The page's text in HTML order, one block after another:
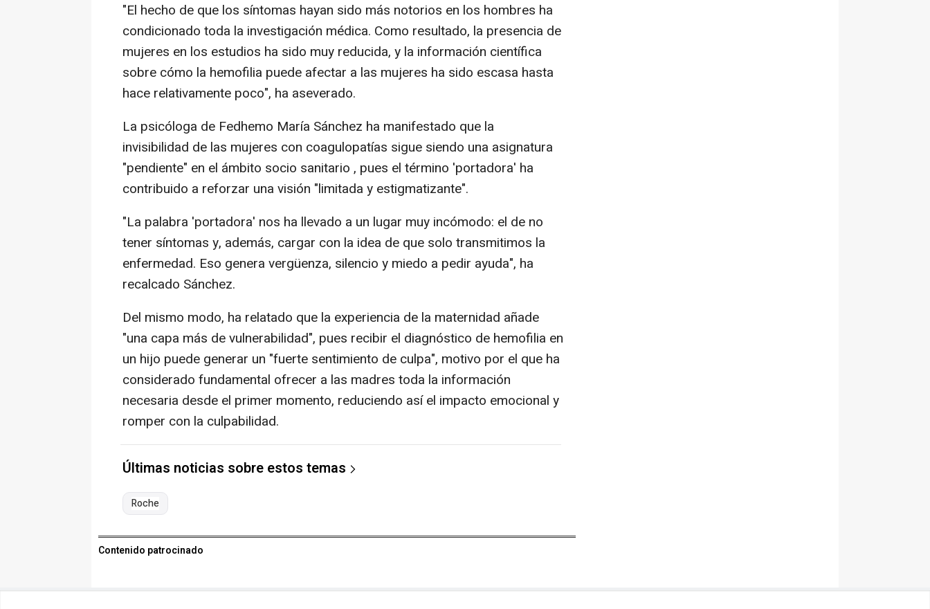
"El hecho de que los síntomas hayan sido más notorios en los hombres ha
condicionado toda la investigación médica. Como resultado, la presencia de
mujeres en los estudios ha sido muy reducida, y la información científica
sobre cómo la hemofilia puede afectar a las mujeres ha sido escasa hasta
hace relativamente poco", ha aseverado.
La psicóloga de Fedhemo María Sánchez ha manifestado que la
invisibilidad de las mujeres con coagulopatías sigue siendo una asignatura
"pendiente" en el ámbito socio sanitario , pues el término 'portadora' ha
contribuido a reforzar una visión "limitada y estigmatizante".
"La palabra 'portadora' nos ha llevado a un lugar muy incómodo: el de no
tener síntomas y, además, cargar con la idea de que solo transmitimos la
enfermedad. Eso genera vergüenza, silencio y miedo a pedir ayuda", ha
recalcado Sánchez.
Del mismo modo, ha relatado que la experiencia de la maternidad añade
"una capa más de vulnerabilidad", pues recibir el diagnóstico de hemofilia en
un hijo puede generar un "fuerte sentimiento de culpa", motivo por el que ha
considerado fundamental ofrecer a las madres toda la información
necesaria desde el primer momento, reduciendo así el impacto emocional y
romper con la culpabilidad.
Últimas noticias sobre estos temas
Roche
Contenido patrocinado